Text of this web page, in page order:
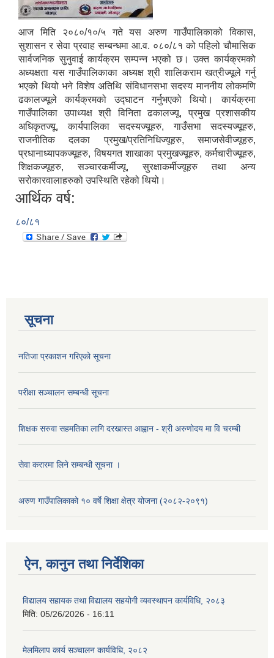
आज मिति २०८०/१०/५ गते यस अरुण गाउँपालिकाको विकास,
सुशासन र सेवा प्रवाह सम्बन्धमा आ.व. ०८०/८१ को पहिलो चौमासिक
सार्वजनिक सुनुवाई कार्यक्रम सम्पन्न भएको छ। उक्त कार्यक्रमको
अध्यक्षता यस गाउँपालिकाका अध्यक्ष श्री शालिकराम खत्रीज्यूले गर्नु
भएको थियो भने विशेष अतिथि संविधानसभा सदस्य माननीय लोकमणि
ढकालज्यूले कार्यक्रमको उद्घाटन गर्नुभएको थियो। कार्यक्रमा
गाउँपालिका उपाध्यक्ष श्री विनिता ढकालज्यू, प्रमुख प्रशासकीय
अधिकृतज्यू, कार्यपालिका सदस्यज्यूहरु, गाउँसभा सदस्यज्यूहरु,
राजनीतिक दलका प्रमुख/प्रतिनिधिज्यूहरु, समाजसेवीज्यूहरु,
प्रधानाध्यापकज्यूहरु, विषयगत शाखाका प्रमुखज्यूहरु, कर्मचारीज्यूहरु,
शिक्षकज्यूहरु, सञ्चारकर्मीज्यू, सुरक्षाकर्मीज्यूहरु तथा अन्य
सरोकारवालाहरुको उपस्थिति रहेको थियो।
आर्थिक वर्ष:
८०/८१
सूचना
नतिजा प्रकाशन गरिएको सूचना
परीक्षा सञ्चालन सम्बन्धी सूचना
शिक्षक सरुवा सहमतिका लागि दरखास्त आह्वान - श्री अरुणोदय मा वि चरम्बी
सेवा करारमा लिने सम्बन्धी सूचना ।
अरुण गाउँपालिकाको १० वर्षे शिक्षा क्षेत्र योजना (२०८२-२०९१)
ऐन, कानुन तथा निर्देशिका
विद्यालय सहायक तथा विद्यालय सहयोगी व्यवस्थापन कार्यविधि, २०८३
मिति: 05/26/2026 - 16:11
मेलमिलाप कार्य सञ्चालन कार्यविधि, २०८२